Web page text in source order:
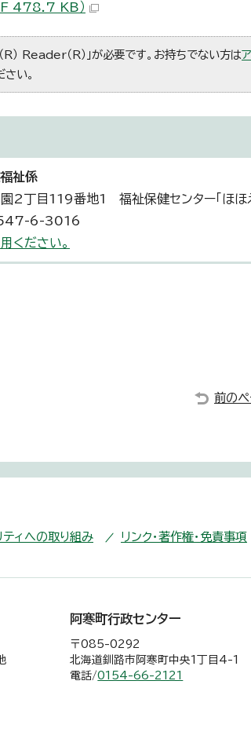
478.7 KB）
） Reader（R）」が必要です。お持ちでない方は
さい。
祉係
目119番地1 福祉保健センター「ほほ
6-3016
ください。
前のペ
ティへの取り組み リンク・著作権・免責事項
阿寒町行政センター
〒085-0292
北海道釧路市阿寒町中央1丁目4-1
電話/0154-66-2121